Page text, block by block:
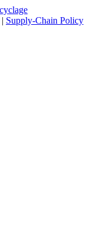
| Supply-Chain Policy